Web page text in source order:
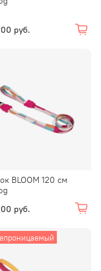
руб.
BLOOM 120 см
руб.